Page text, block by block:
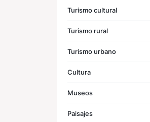
Turismo cultural
Turismo rural
Turismo urbano
Cultura
Museos
Paisajes